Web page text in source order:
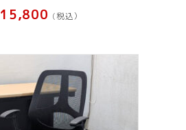
15,800 (税込）